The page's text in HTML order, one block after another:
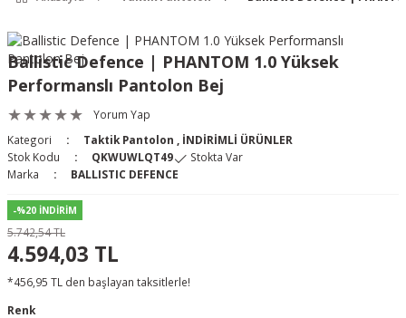
Pantolon
& Kalkanlar
Kılıfları
Ballistic Defence | PHANTOM 1.0 Yüksek
Performanslı Pantolon Bej
Yorum Yap
Kategori
Taktik Pantolon
İNDİRİMLİ ÜRÜNLER
Stok Kodu
QKWUWLQT49
Stokta Var
Marka
BALLISTIC DEFENCE
-%20 İNDİRİM
5.742,54 TL
4.594,03 TL
*456,95 TL den başlayan taksitlerle!
Renk